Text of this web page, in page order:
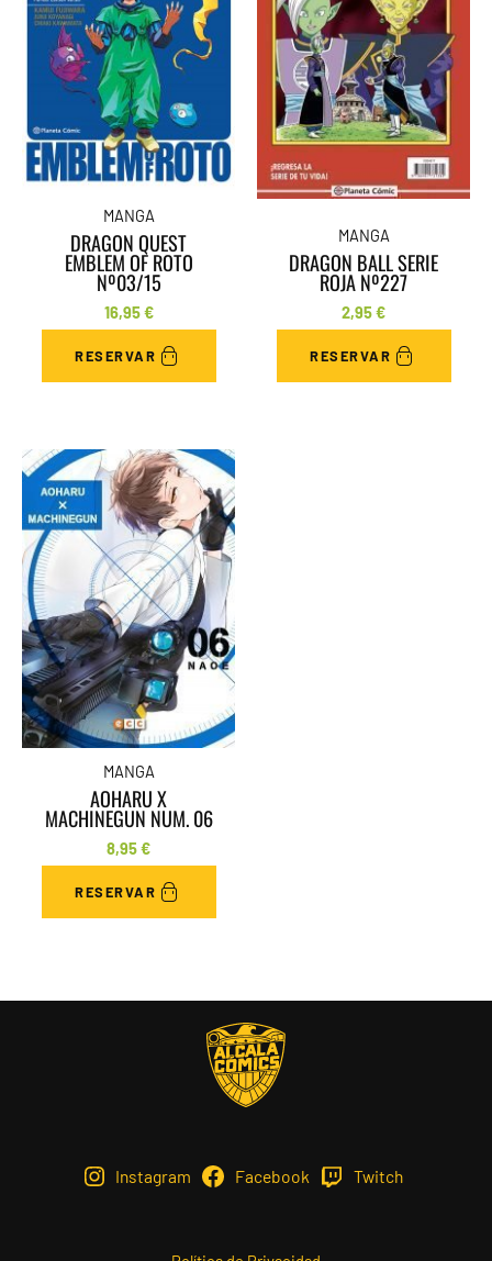
MANGA
DRAGON QUEST
EMBLEM OF ROTO
Nº03/15
16,95€
RESERVAR
MANGA
DRAGON BALL SERIE
ROJA Nº227
2,95€
RESERVAR
MANGA
AOHARU X
MACHINEGUN NUM. 06
8,95€
RESERVAR
Instagram Facebook Twitch